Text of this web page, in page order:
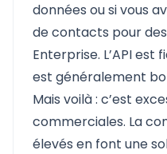
données ou si vous
de contacts pour
Enterprise. L’API est
est généralement
Mais voilà : c’est
commerciales. La
élevés en font une